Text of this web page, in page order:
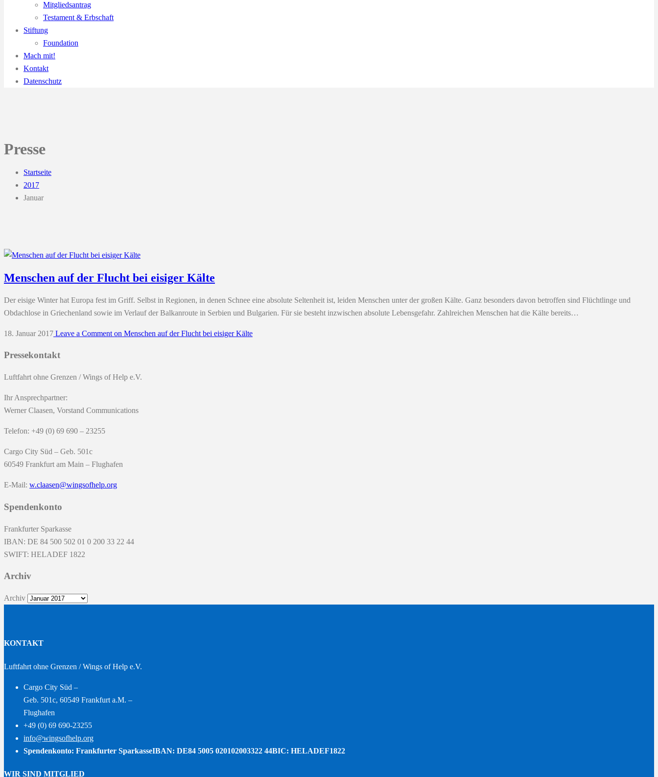
Mitgliedsantrag
Testament & Erbschaft
Stiftung
Foundation
Mach mit!
Kontakt
Datenschutz
Presse
Startseite
2017
Januar
Menschen auf der Flucht bei eisiger Kälte
Der eisige Winter hat Europa fest im Griff. Selbst in Regionen, in denen Schnee eine absolute Seltenheit ist, leiden Menschen unter der großen Kälte. Ganz besonders davon betroffen sind Flüchtlinge und
Obdachlose in Griechenland sowie im Verlauf der Balkanroute in Serbien und Bulgarien. Für sie besteht inzwischen absolute Lebensgefahr. Zahlreichen Menschen hat die Kälte bereits…
18. Januar 2017 Leave a Comment on Menschen auf der Flucht bei eisiger Kälte
Pressekontakt
Luftfahrt ohne Grenzen / Wings of Help e.V.
Ihr Ansprechpartner:
Werner Claasen, Vorstand Communications
Telefon: +49 (0) 69 690 – 23255
Cargo City Süd – Geb. 501c
60549 Frankfurt am Main – Flughafen
E-Mail: w.claasen@wingsofhelp.org
Spendenkonto
Frankfurter Sparkasse
IBAN: DE 84 500 502 01 0 200 33 22 44
SWIFT: HELADEF 1822
Archiv
Archiv
KONTAKT
Luftfahrt ohne Grenzen / Wings of Help e.V.
Cargo City Süd –
Geb. 501c, 60549 Frankfurt a.M. –
Flughafen
+49 (0) 69 690-23255
info@wingsofhelp.org
Spendenkonto: Frankfurter SparkasseIBAN: DE84 5005 020102003322 44BIC: HELADEF1822
WIR SIND MITGLIED